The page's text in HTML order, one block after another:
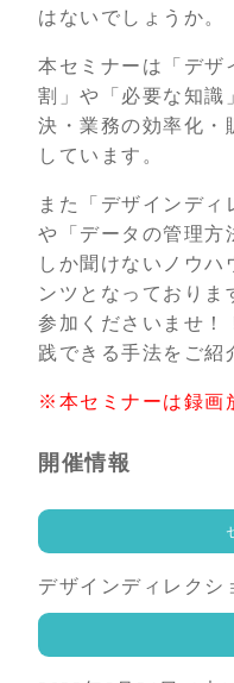
はないでしょうか。
本セミナーは「デザ
割」や「必要な知識
決・業務の効率化・
しています。
また「デザインディ
や「データの管理方
しか聞けないノウハ
ンツとなっておりま
参加くださいませ！
践できる手法をご紹
※本セミナーは録画
開催情報
デザインディレクシ